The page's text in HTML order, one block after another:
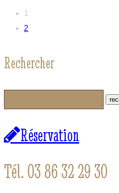
1
2
Rechercher
Réservation
Tél. 03 86 32 29 30